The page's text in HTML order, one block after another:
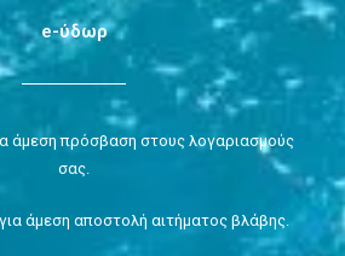
e-ύδωρ
άμεση πρόσβαση στους λογαριασμούς
σας.
για άμεση αποστολή αιτήματος βλάβης.